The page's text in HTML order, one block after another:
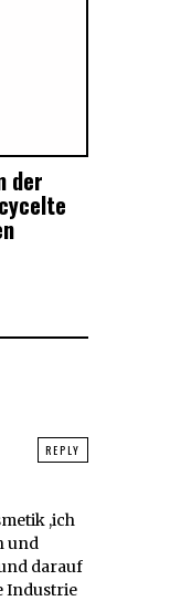
der
,ich
und
darauf
Industrie
REPLY